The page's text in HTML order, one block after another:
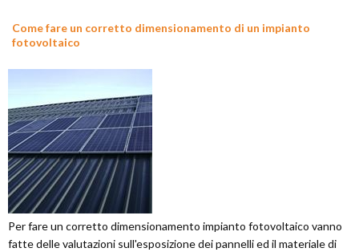
Come fare un corretto dimensionamento di un impianto
fotovoltaico
Per fare un corretto dimensionamento impianto fotovoltaico vanno
fatte delle valutazioni sull'esposizione dei pannelli ed il materiale di